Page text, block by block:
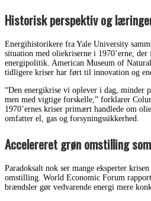
Historisk perspektiv og
Energihistorikere fra Yale University
situation med oliekriserne i 1970’erne,
energipolitik. American Museum of
tidligere kriser har ført til innovation og
“Den energikrise vi oplever i dag, minder
men med vigtige forskelle,” forklarer
1970’ernes kriser primært handlede om
omfatter el, gas og forsyningssikkerhed.
Accelereret grøn omstilling
Paradoksalt nok ser mange eksperter
omstilling. World Economic Forum
brændsler gør vedvarende energi mere